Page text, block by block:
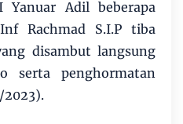
Yanuar Adil beberapa
Rachmad S.I.P tiba
disambut langsung
serta penghormatan
2023).